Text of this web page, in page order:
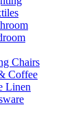
Chairs
Coffee
Linen